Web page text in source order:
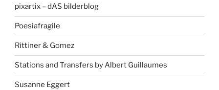
pixartix – dAS bilderblog
Poesiafragile
Rittiner & Gomez
Stations and Transfers by Albert Guillaumes
Susanne Eggert